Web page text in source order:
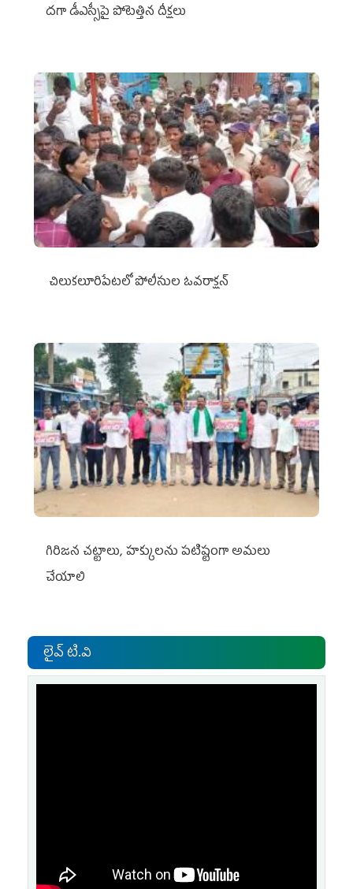
దగా డీఎస్సీపై పోటెత్తిన దీక్షలు
చిలుక‌లూరిపేట‌లో పోలీసుల ఓవ‌రాక్ష‌న్‌
గిరిజన చట్టాలు, హక్కులను పటిష్టంగా అమలు
చేయాలి
లైవ్ టి.వి